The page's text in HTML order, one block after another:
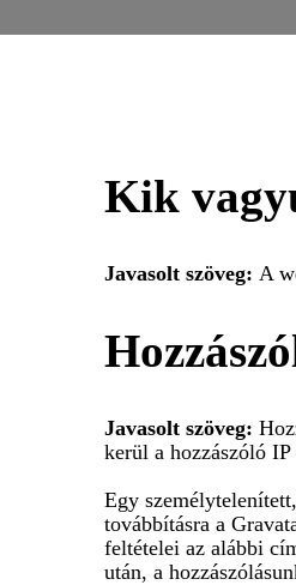
Kik
Javasolt szöveg: A
Javasolt szöveg:
kerül a hozzászóló
Egy
továbbításra a
feltételei az alábbi
után, a